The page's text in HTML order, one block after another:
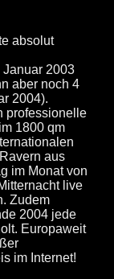
absolut
2003
aber noch 4
2004).
professionelle
1800 qm
aus
im Monat von
live
Zudem
2004 jede
Europaweit
im Internet!